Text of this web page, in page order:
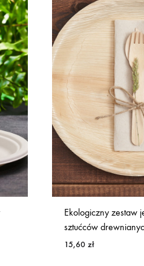
Ekologiczny zestaw
sztućców
15,60 zł